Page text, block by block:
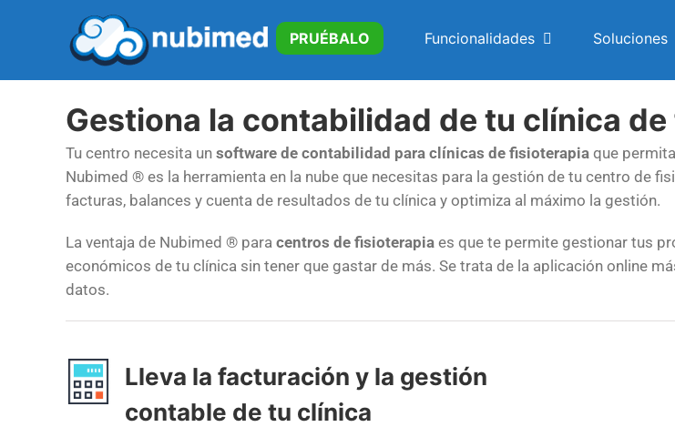
PRUÉBALO Funcionalidades Soluciones
Gestiona la contabilidad de tu clínica
Tu centro necesita un software de contabilidad para clínicas de fisioterapia que
Nubimed ® es la herramienta en la nube que necesitas para la gestión de tu centro de
facturas, balances y cuenta de resultados de tu clínica y optimiza al máximo la gestión.
La ventaja de Nubimed ® para centros de fisioterapia es que te permite gestionar tus
económicos de tu clínica sin tener que gastar de más. Se trata de la aplicación online
datos.
Lleva la facturación y la gestión
contable de tu clínica